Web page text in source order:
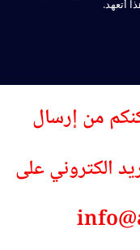
أتعهد.
من إرسال
الكتروني على